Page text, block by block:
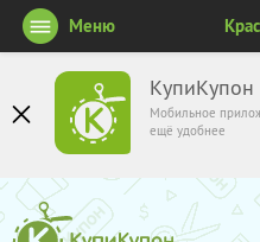
КупиКупон
Мобильное
ещё удобнее
Меню